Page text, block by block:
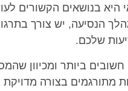
היא בנושאים הקשורים
הנסיעה, יש צורך
שלכם.
ביותר ומכיוון
מתורגמים בצורה